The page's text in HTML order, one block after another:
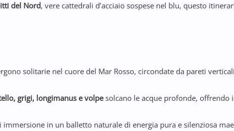
del Nord, vere cattedrali d’acciaio sospese nel blu, questo
solitarie nel cuore del Mar Rosso, circondate da pareti
grigi, longimanus e volpesolcano le acque profonde, offrendo
in un balletto naturale di energia pura e silenziosa